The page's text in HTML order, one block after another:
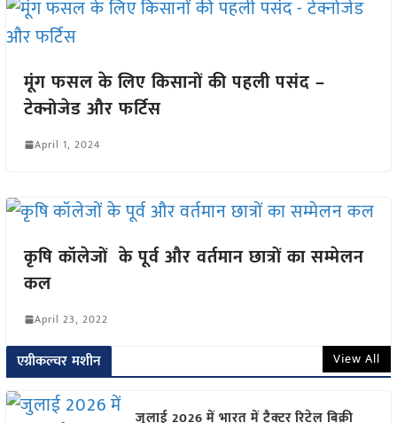
मूंग फसल के लिए किसानों की पहली पसंद –
टेक्नोजेड और फर्टिस
April 1, 2024
कृषि कॉलेजों के पूर्व और वर्तमान छात्रों का सम्मेलन
कल
April 23, 2022
एग्रीकल्चर मशीन View All
जुलाई 2026 में भारत में ट्रैक्टर रिटेल बिक्री